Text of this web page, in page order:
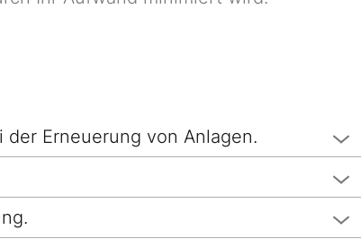
Erneuerung von Anlagen.